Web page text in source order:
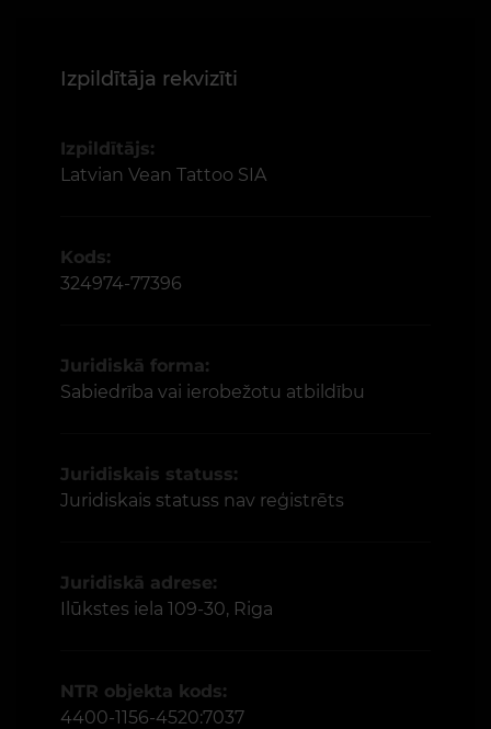
Izpildītāja rekvizīti
Izpildītājs:
Latvian Vean Tattoo SIA
Kods:
324974-77396
Juridiskā forma:
Sabiedrība vai ierobežotu atbildību
Juridiskais statuss:
Juridiskais statuss nav reģistrēts
Juridiskā adrese:
Ilūkstes iela 109-30, Riga
NTR objekta kods:
4400-1156-4520:7037